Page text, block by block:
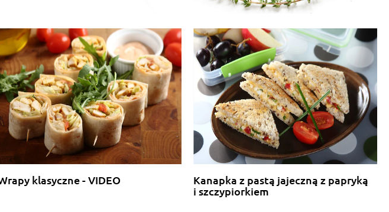
klasyczne - VIDEO
Kanapka z pastą jajeczną z papryką
i szczypiorkiem